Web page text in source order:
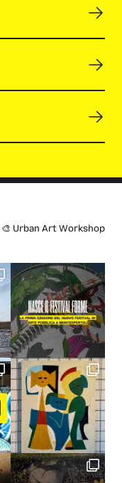
🎨 Urban Art Workshop